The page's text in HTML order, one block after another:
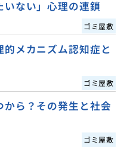
ない」心理の連鎖
ゴミ屋敷
メカニズム認知症と
ゴミ屋敷
から？その発生と社会
ゴミ屋敷